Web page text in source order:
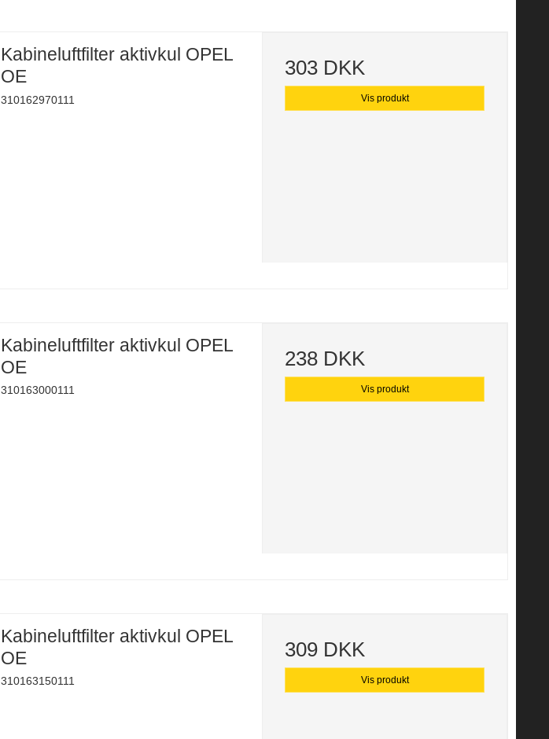
Kabineluftfilter aktivkul OPEL
OE
310162970111
303 DKK
Vis produkt
Kabineluftfilter aktivkul OPEL
OE
310163000111
238 DKK
Vis produkt
Kabineluftfilter aktivkul OPEL
OE
310163150111
309 DKK
Vis produkt